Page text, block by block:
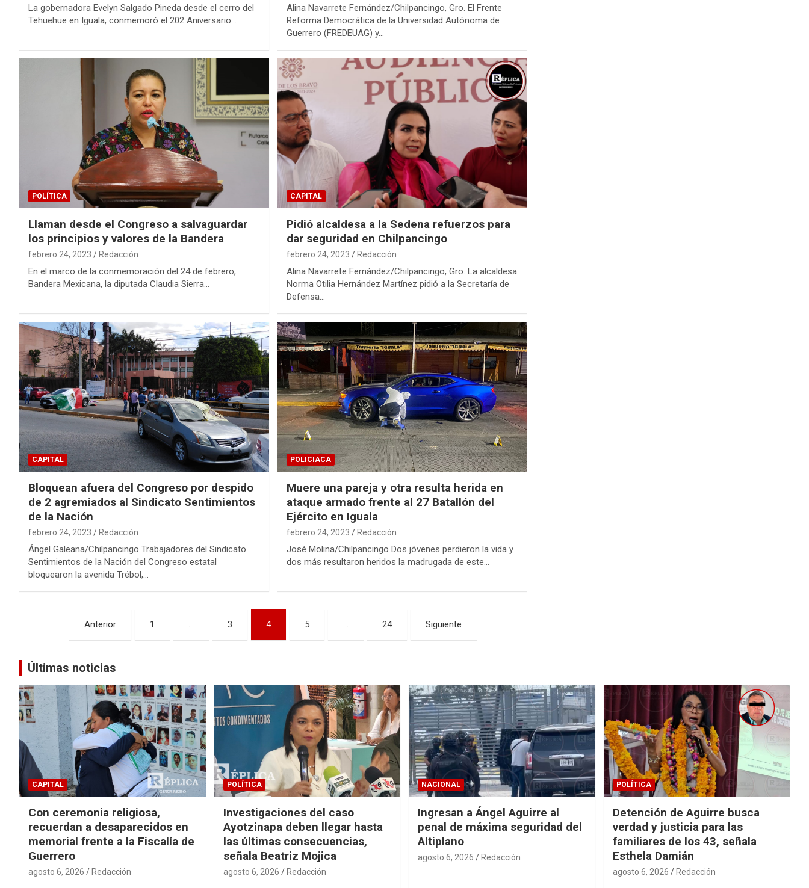
La gobernadora Evelyn Salgado Pineda desde el cerro del
Tehuehue en Iguala, conmemoró el 202 Aniversario…
Alina Navarrete Fernández/Chilpancingo, Gro. El Frente
Reforma Democrática de la Universidad Autónoma de
Guerrero (FREDEUAG) y…
POLÍTICA
Llaman desde el Congreso a salvaguardar
los principios y valores de la Bandera
febrero 24, 2023 Redacción
En el marco de la conmemoración del 24 de febrero,
Bandera Mexicana, la diputada Claudia Sierra…
CAPITAL
Pidió alcaldesa a la Sedena refuerzos para
dar seguridad en Chilpancingo
febrero 24, 2023 Redacción
Alina Navarrete Fernández/Chilpancingo, Gro. La alcaldesa
Norma Otilia Hernández Martínez pidió a la Secretaría de
Defensa…
CAPITAL
Bloquean afuera del Congreso por despido
de 2 agremiados al Sindicato Sentimientos
de la Nación
febrero 24, 2023 Redacción
Ángel Galeana/Chilpancingo Trabajadores del Sindicato
Sentimientos de la Nación del Congreso estatal
bloquearon la avenida Trébol,…
POLICIACA
Muere una pareja y otra resulta herida en
ataque armado frente al 27 Batallón del
Ejército en Iguala
febrero 24, 2023 Redacción
José Molina/Chilpancingo Dos jóvenes perdieron la vida y
dos más resultaron heridos la madrugada de este…
Navegación
entradas
Anterior 1 … 3 4 5 … 24 Siguiente
Últimas noticias
CAPITAL
Con ceremonia religiosa,
recuerdan a desaparecidos en
memorial frente a la Fiscalía de
Guerrero
agosto 6, 2026 Redacción
POLÍTICA
Investigaciones del caso
Ayotzinapa deben llegar hasta
las últimas consecuencias,
señala Beatriz Mojica
agosto 6, 2026 Redacción
NACIONAL
Ingresan a Ángel Aguirre al
penal de máxima seguridad del
Altiplano
agosto 6, 2026 Redacción
POLÍTICA
Detención de Aguirre busca
verdad y justicia para las
familiares de los 43, señala
Esthela Damián
agosto 6, 2026 Redacción